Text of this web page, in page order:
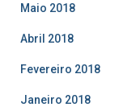
Maio 2018
Abril 2018
Fevereiro 2018
Janeiro 2018